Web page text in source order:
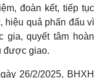
đoàn kết, tiếp tục
hiệu quả phấn đấu vì
gia, quyết tâm hoàn
được giao.
26/2/2025, BHXH